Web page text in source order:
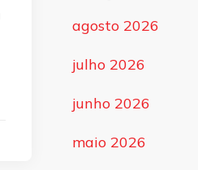
agosto 2026
julho 2026
junho 2026
maio 2026